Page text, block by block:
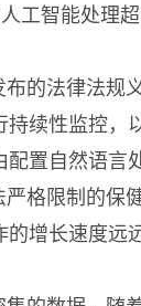
人工智能处
的法律法规
续性监控，
置自然语言
格限制的保
增长速度远